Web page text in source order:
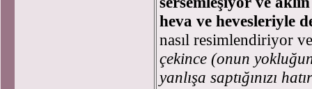
heva ve hevesleriyle
nasıl resimlendiriyor
çekince (onun
yanlışa saptığınızı